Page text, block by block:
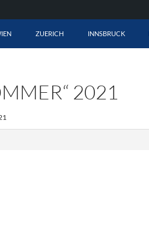
ZUERICH INNSBRUCK
2021